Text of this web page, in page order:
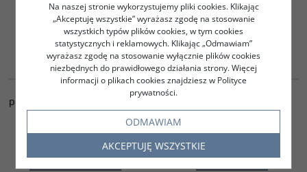
4.90PLN
DO KOSZYKA
4.90PLN
DO KOSZYKA
808858
Marker EDDING
permanentny 1-5mm zielona
końcówka ścięta
4.90PLN
DO KOSZYKA
Marker EDDING
czarny końcówka okrągła
4.90PLN
ZOBACZ
Na naszej stronie wykorzystujemy pliki cookies. Klikając
„Akceptuję wszystkie” wyrażasz zgodę na stosowanie
wszystkich typów plików cookies, w tym cookies
statystycznych i reklamowych. Klikając „Odmawiam”
wyrażasz zgodę na stosowanie wyłącznie plików cookies
niezbędnych do prawidłowego działania strony. Więcej
informacji o plikach cookies znajdziesz w Polityce
prywatności.
ODMAWIAM
AKCEPTUJĘ WSZYSTKIE